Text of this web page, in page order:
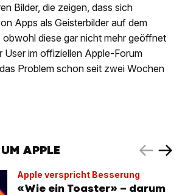
Bilder, die zeigen, dass sich
Apps als Geisterbilder auf dem
obwohl diese gar nicht mehr geöffnet
User im offiziellen Apple-Forum
Problem schon seit zwei Wochen
APPLE
Apple verspricht Besserung
«Wie ein Toaster» – darum